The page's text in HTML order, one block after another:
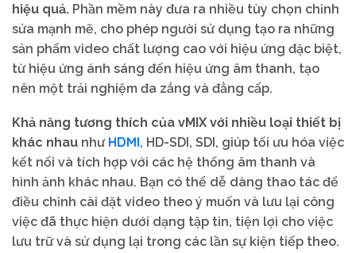
hiệu quả. Phần mềm này đưa ra nhiều tùy chọn chỉnh
sửa mạnh mẽ, cho phép người sử dụng tạo ra những
sản phẩm video chất lượng cao với hiệu ứng đặc biệt,
từ hiệu ứng ánh sáng đến hiệu ứng âm thanh, tạo
nên một trải nghiệm đa zắng và đẳng cấp.
Khả năng tương thích của vMIX với nhiều loại thiết bị
khác nhau như HDMI, HD-SDI, SDI, giúp tối ưu hóa việc
kết nối và tích hợp với các hệ thống âm thanh và
hình ảnh khác nhau. Bạn có thể dễ dàng thao tác để
điều chỉnh cài đặt video theo ý muốn và lưu lại công
việc đã thực hiện dưới dạng tập tin, tiện lợi cho việc
lưu trữ và sử dụng lại trong các lần sự kiện tiếp theo.